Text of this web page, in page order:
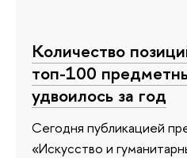
Количество
топ-100
удвоилось за год
Сегодня публикацией
«Искусство и